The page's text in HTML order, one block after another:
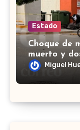
Estado
Choque de
muerto y
Miguel